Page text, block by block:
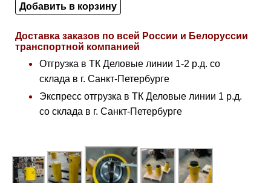
Доставка заказов по всей России и Белоруссии
транспортной компанией
Отгрузка в ТК Деловые линии 1-2 р.д. со
склада в г. Санкт-Петербурге
Экспресс отгрузка в ТК Деловые линии 1 р.д.
со склада в г. Санкт-Петербурге